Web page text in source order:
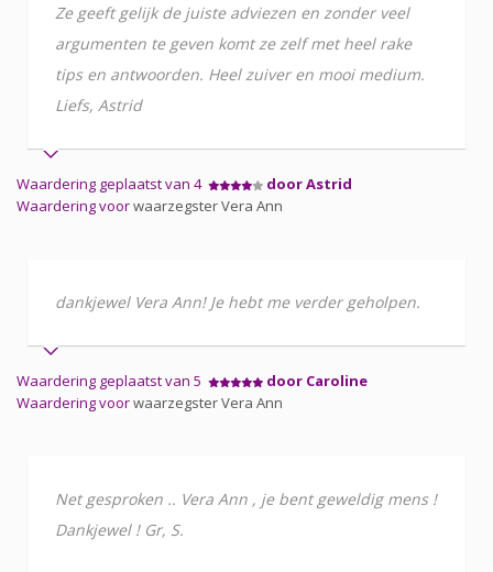
Ze geeft gelijk de juiste adviezen en zonder veel
argumenten te geven komt ze zelf met heel rake
tips en antwoorden. Heel zuiver en mooi medium.
Liefs, Astrid
Waardering geplaatst van 4
door Astrid
Waardering voorwaarzegster Vera Ann
dankjewel Vera Ann! Je hebt me verder geholpen.
Waardering geplaatst van 5
door Caroline
Waardering voorwaarzegster Vera Ann
Net gesproken .. Vera Ann , je bent geweldig mens !
Dankjewel ! Gr, S.